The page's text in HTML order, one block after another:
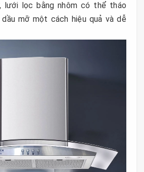
lưới lọc bằng nhôm có thể tháo
mỡ một cách hiệu quả và dễ